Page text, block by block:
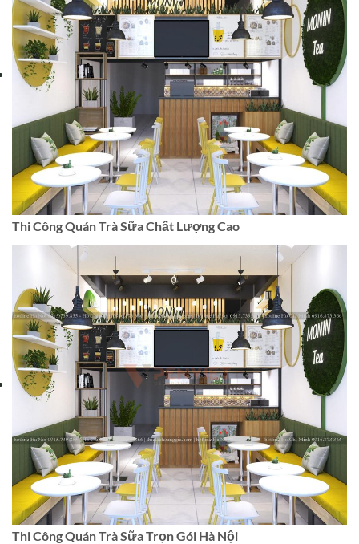
Thi Công Quán Trà Sữa Chất Lượng Cao
Thi Công Quán Trà Sữa Trọn Gói Hà Nội